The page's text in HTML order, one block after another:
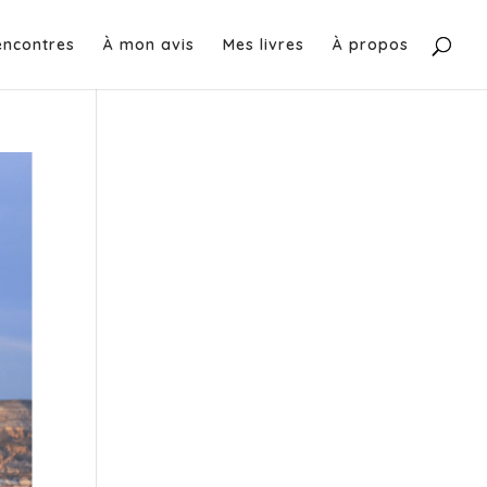
À mon avis Mes livres À propos